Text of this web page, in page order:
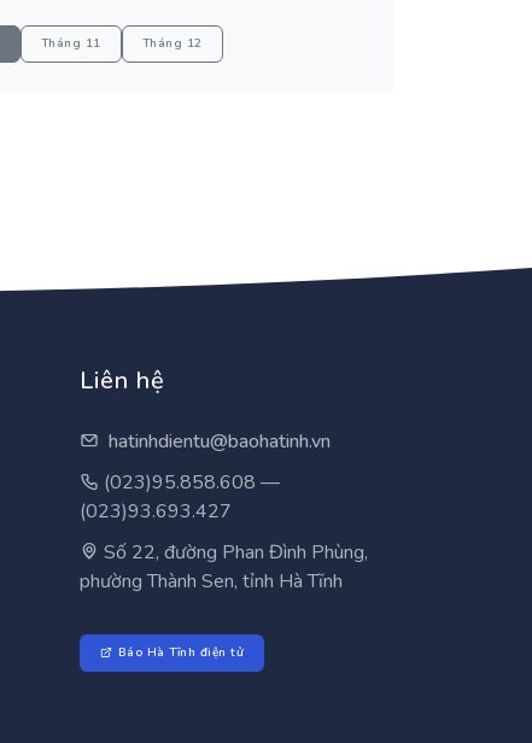
Tháng 11 Tháng 12
Liên hệ
hatinhdientu@baohatinh.vn
(023)95.858.608 —
(023)93.693.427
Số 22, đường Phan Đình Phùng,
phường Thành Sen, tỉnh Hà Tĩnh
Báo Hà Tĩnh điện tử